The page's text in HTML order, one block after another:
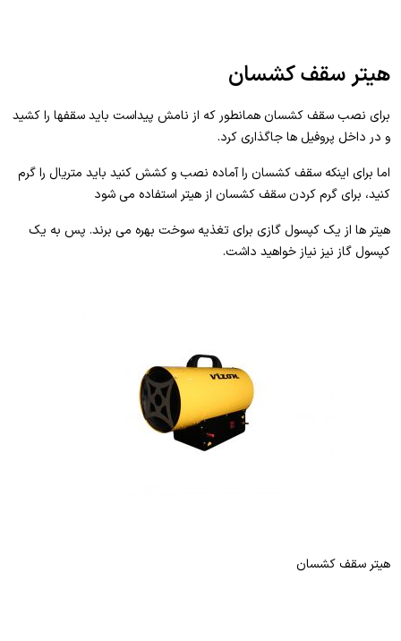
هیتر سقف کشسان
برای نصب سقف کشسان همانطور که از نامش پیداست باید سقفها را کشید
و در داخل پروفیل ها جاگذاری کرد.
اما برای اینکه سقف کشسان را آماده نصب و کشش کنید باید متریال را گرم
کنید، برای گرم کردن سقف کشسان از هیتر استفاده می شود
هیتر ها از یک کپسول گازی برای تغذیه سوخت بهره می برند. پس به یک
کپسول گاز نیز نیاز خواهید داشت.
هیتر سقف کشسان